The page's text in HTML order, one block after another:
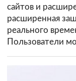
сайтов и
расширенная
реального
Пользователи